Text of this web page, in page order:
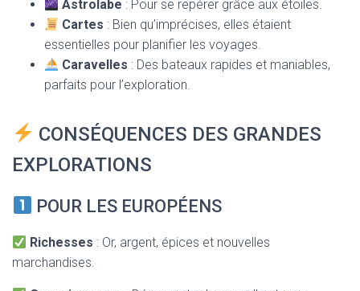
Astrolabe : Pour se repérer grâce aux étoiles.
Cartes : Bien qu’imprécises, elles étaient
essentielles pour planifier les voyages.
Caravelles : Des bateaux rapides et maniables,
parfaits pour l’exploration.
CONSÉQUENCES DES GRANDES
EXPLORATIONS
POUR LES EUROPÉENS
Richesses : Or, argent, épices et nouvelles
marchandises.